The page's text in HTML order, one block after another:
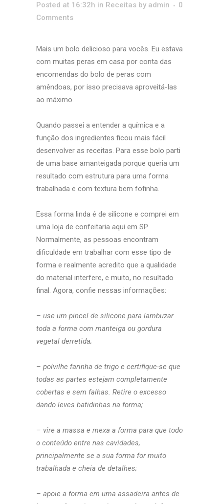
Posted at 16:32h in Receitas by admin
0
Comments
Mais um bolo delicioso para vocês. Eu estava
com muitas peras em casa por conta das
encomendas do bolo de peras com
amêndoas, por isso precisava aproveitá-las
ao máximo.
Quando passei a entender a química e a
função dos ingredientes ficou mais fácil
desenvolver as receitas. Para esse bolo parti
de uma base amanteigada porque queria um
resultado com estrutura para uma forma
trabalhada e com textura bem fofinha.
Essa forma linda é de silicone e comprei em
uma loja de confeitaria aqui em SP.
Normalmente, as pessoas encontram
dificuldade em trabalhar com esse tipo de
forma e realmente acredito que a qualidade
do material interfere, e muito, no resultado
final. Agora, confie nessas informações:
– use um pincel de silicone para lambuzar
toda a forma com manteiga ou gordura
vegetal derretida;
– polvilhe farinha de trigo e certifique-se que
todas as partes estejam completamente
cobertas e sem falhas. Retire o excesso
dando leves batidinhas na forma;
– vire a massa e mexa a forma para que todo
o conteúdo entre nas cavidades,
principalmente se a sua forma for muito
trabalhada e cheia de detalhes;
– apoie a forma em uma assadeira antes de